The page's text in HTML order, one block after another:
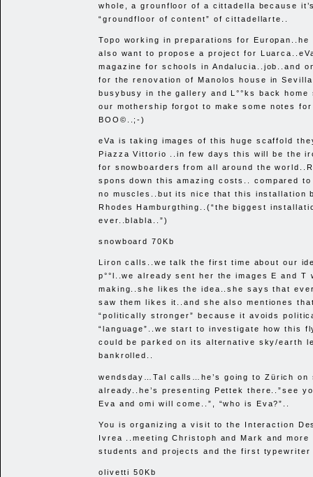
whole, a grounfloor of a cittadella because
“groundfloor of content” of cittadellarte..
Topo working in preparations for Europan..he
also want to propose a project for
magazine for schools in Andalucia..job..and
for the renovation of Manolos house in
busybusy in the gallery and L°°ks back home
our mothership forgot to make some notes
BOO ©..;-)
eVa is taking images of this huge scaffold
Piazza Vittorio ..in few days this will be the
for snowboarders from all around the
spons down this amazing costs.. compared
no muscles..but its nice that this installation
Rhodes Hamburgthing..(“the biggest
ever..blabla..”)
snowboard 70Kb
Liron calls..we talk the first time about our
p°°l..we already sent her the images E and T
making..she likes the idea..she says that
saw them likes it..and she also mentiones
“politically stronger” because it avoids
“language”..we start to investigate how this
could be parked on its alternative sky/earth
bankrolled..
wendsday…Tal calls…he’s going to Zürich on
already..he’s presenting Pettek there..”see
Eva and omi will come..”, “who is Eva?”..
You is organizing a visit to the Interaction
Ivrea ..meeting Christoph and Mark and more
students and projects and the first
olivetti 50Kb